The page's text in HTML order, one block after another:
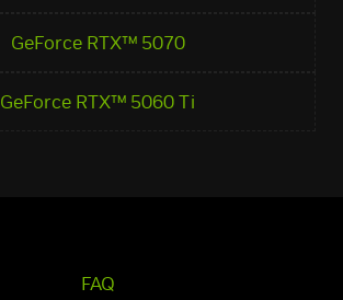
GeForce RTX™ 5070
GeForce RTX™ 5060 Ti
FAQ